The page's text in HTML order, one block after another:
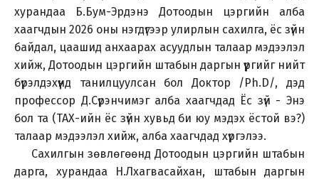
хурандаа Б.Бум-Эрдэнэ Дотоодын цэргийн алба
хаагчдын 2026 оны нэгдүгээр улирлын сахилга, ёс зүйн
байдал, цаашид анхаарах асуудлын талаар мэдээлэл
хийж, Дотоодын цэргийн штабын даргын үүргийг нийт
бүрэлдэхүүнд танилцуулсан бол Доктор /Ph.D/, дэд
профессор Д.Сүрэнчимэг алба хаагчдад Ёс зүй - Энэ
бол та (ТАХ-ийн ёс зүйн хувьд би юу мэдэх ёстой вэ?)
талаар мэдээлэл хийж, алба хаагчдад хүргэлээ.
Сахилгын зөвлөгөөнд Дотоодын цэргийн штабын
дарга, хурандаа Н.Лхагвасайхан, штабын даргын